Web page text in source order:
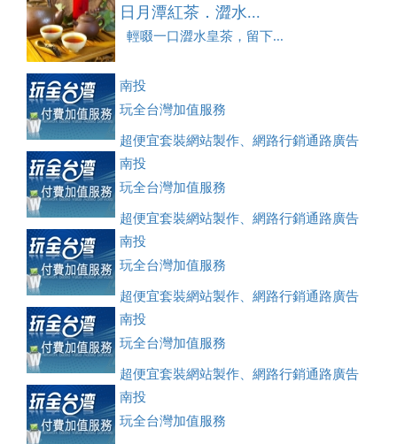
日月潭紅茶．澀水...
輕啜一口澀水皇茶，留下...
南投
玩全台灣加值服務
超便宜套裝網站製作、網路行銷通路廣告
刊登、訂房系統、客房委託旅行社銷售，全面優惠中....
南投
玩全台灣加值服務
超便宜套裝網站製作、網路行銷通路廣告
刊登、訂房系統、客房委託旅行社銷售，全面優惠中....
南投
玩全台灣加值服務
超便宜套裝網站製作、網路行銷通路廣告
刊登、訂房系統、客房委託旅行社銷售，全面優惠中....
南投
玩全台灣加值服務
超便宜套裝網站製作、網路行銷通路廣告
刊登、訂房系統、客房委託旅行社銷售，全面優惠中....
南投
玩全台灣加值服務